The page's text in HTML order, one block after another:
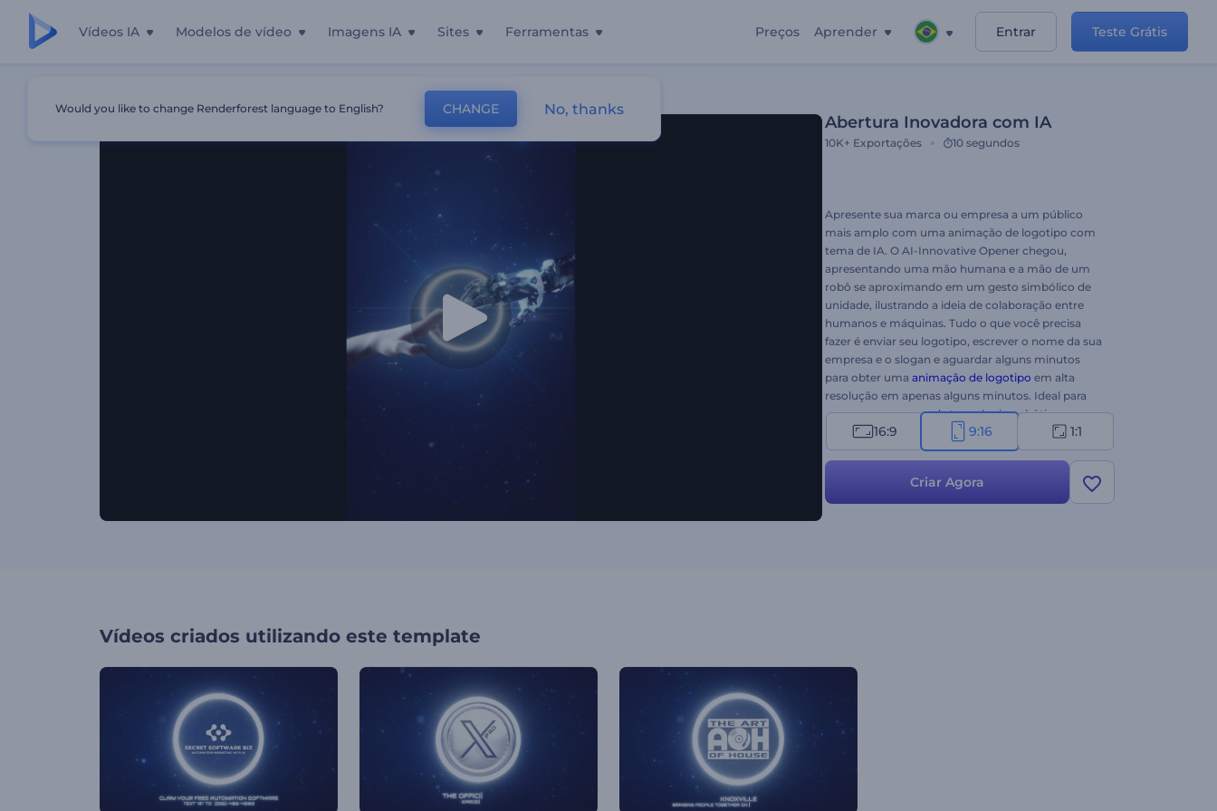
Vídeos IA Modelos de vídeo Imagens IA Sites Ferramentas Preços Aprender Entrar Teste Grátis
Abertura Inovadora com IA
10K+ Exportações 10 segundos
Apresente sua marca ou empresa a um público
mais amplo com uma animação de logotipo com
tema de IA. O AI-Innovative Opener chegou,
apresentando uma mão humana e a mão de um
robô se aproximando em um gesto simbólico de
unidade, ilustrando a ideia de colaboração entre
humanos e máquinas. Tudo o que você precisa
fazer é enviar seu logotipo, escrever o nome da sua
empresa e o slogan e aguardar alguns minutos
para obter uma animação de logotipo em alta
resolução em apenas alguns minutos. Ideal para
marcas e empresas de tecnologia, robótica,
engenharia, desenvolvimento web, inteligência
artificial ou pesquisa científica. Experimente agora
e cative seu público!
16:9 9:16 1:1
Criar Agora
Vídeos criados utilizando este template
Would you like to change Renderforest language to English? CHANGE No, thanks